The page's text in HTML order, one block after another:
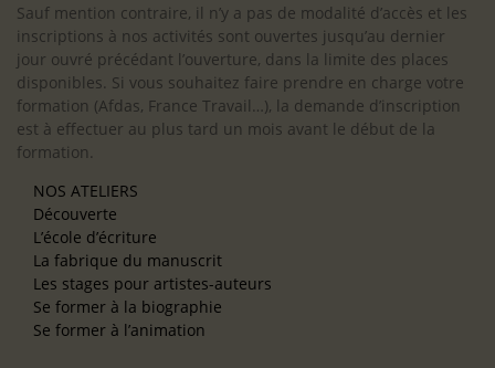
Sauf mention contraire, il n’y a pas de modalité d’accès et les
inscriptions à nos activités sont ouvertes jusqu’au dernier
jour ouvré précédant l’ouverture, dans la limite des places
disponibles. Si vous souhaitez faire prendre en charge votre
formation (Afdas, France Travail…), la demande d’inscription
est à effectuer au plus tard un mois avant le début de la
formation.
NOS ATELIERS
Découverte
L’école d’écriture
La fabrique du manuscrit
Les stages pour artistes-auteurs
Se former à la biographie
Se former à l’animation